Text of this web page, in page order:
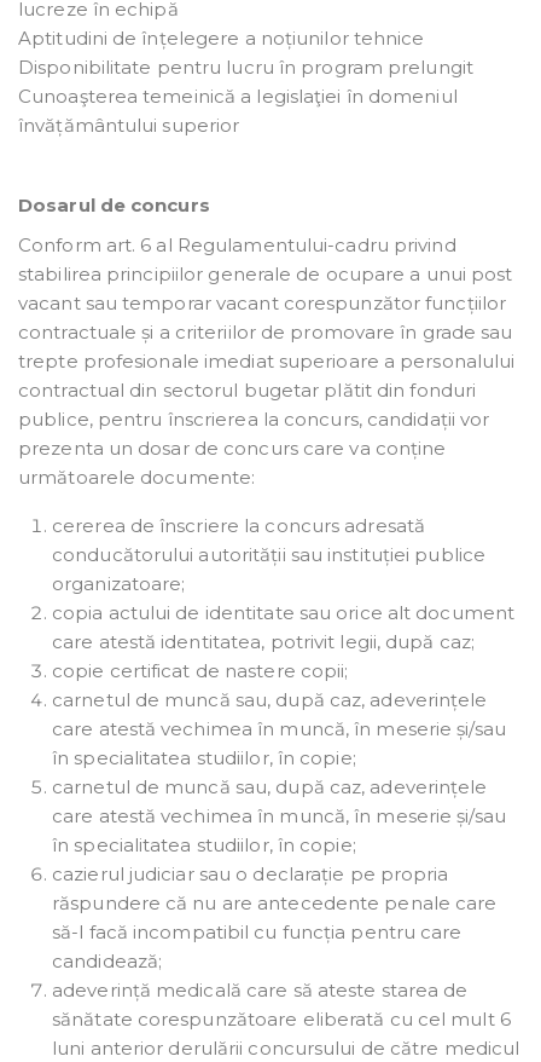
lucreze în echipă
Aptitudini de înțelegere a noțiunilor tehnice
Disponibilitate pentru lucru în program prelungit
Cunoaşterea temeinică a legislaţiei în domeniul
învățământului superior
Dosarul de concurs
Conform art. 6 al Regulamentului-cadru privind
stabilirea principiilor generale de ocupare a unui post
vacant sau temporar vacant corespunzător funcțiilor
contractuale și a criteriilor de promovare în grade sau
trepte profesionale imediat superioare a personalului
contractual din sectorul bugetar plătit din fonduri
publice, pentru înscrierea la concurs, candidații vor
prezenta un dosar de concurs care va conține
următoarele documente:
cererea de înscriere la concurs adresată
conducătorului autorității sau instituției publice
organizatoare;
copia actului de identitate sau orice alt document
care atestă identitatea, potrivit legii, după caz;
copie certificat de nastere copii;
carnetul de muncă sau, după caz, adeverințele
care atestă vechimea în muncă, în meserie și/sau
în specialitatea studiilor, în copie;
carnetul de muncă sau, după caz, adeverințele
care atestă vechimea în muncă, în meserie și/sau
în specialitatea studiilor, în copie;
cazierul judiciar sau o declarație pe propria
răspundere că nu are antecedente penale care
să-l facă incompatibil cu funcția pentru care
candidează;
adeverință medicală care să ateste starea de
sănătate corespunzătoare eliberată cu cel mult 6
luni anterior derulării concursului de către medicul